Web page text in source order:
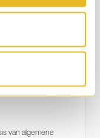
12 – 15
van algemene